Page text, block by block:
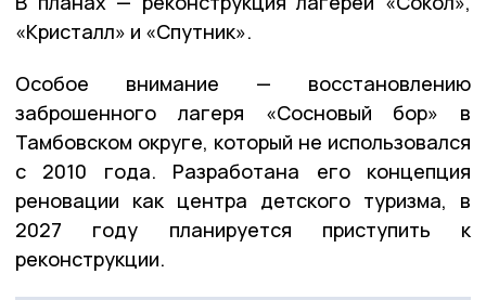
«Кристалл» и «Спутник».
Особое внимание — восстановлению
заброшенного лагеря «Сосновый бор» в
Тамбовском округе, который не использовался
с 2010 года. Разработана его концепция
реновации как центра детского туризма, в
2027 году планируется приступить к
реконструкции.